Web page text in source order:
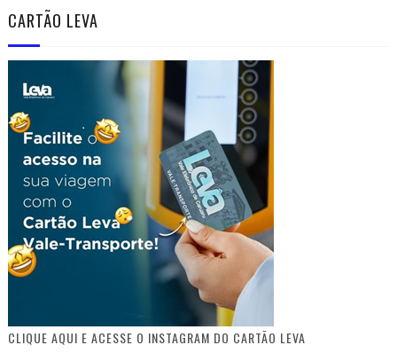
CARTÃO LEVA
CLIQUE AQUI E ACESSE O INSTAGRAM DO CARTÃO LEVA